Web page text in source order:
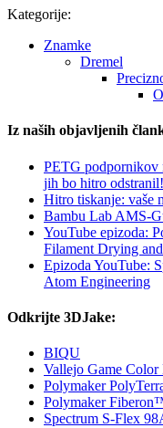
Kategorije:
Znamke
Dremel
Iz naših objavljenih
PETG podpornikov
jih bo hitro odstranil!
Hitro tiskanje: vaše
Bambu Lab AMS-
YouTube epizoda:
Filament Drying
Epizoda YouTube:
Atom Engineering
Odkrijte 3DJake:
BIQU
Vallejo Game
Polymaker
Polymaker
Spectrum S-Flex